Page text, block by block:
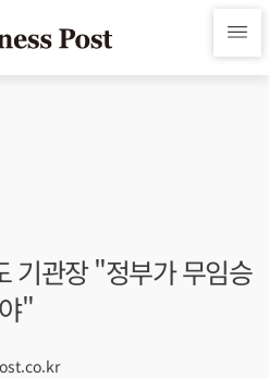
기관장 "정부가 무임승
"